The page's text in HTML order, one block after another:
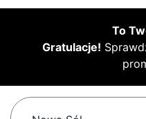
To
Gratulacje!